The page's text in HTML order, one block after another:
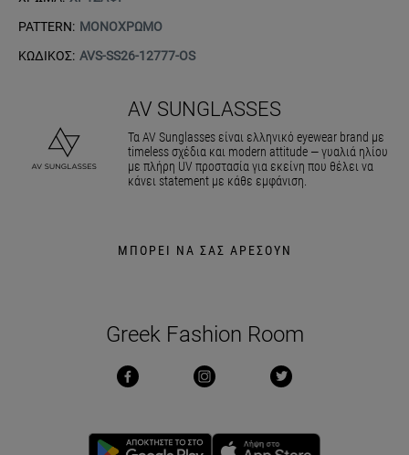
PATTERN: ΜΟΝΟΧΡΩΜΟ
ΚΩΔΙΚΟΣ: AVS-SS26-12777-OS
AV SUNGLASSES
Τα AV Sunglasses είναι ελληνικό eyewear brand με
timeless σχέδια και modern attitude — γυαλιά ηλίου
με πλήρη UV προστασία για εκείνη που θέλει να
κάνει statement με κάθε εμφάνιση.
ΜΠΟΡΕΙ ΝΑ ΣΑΣ ΑΡΕΣΟΥΝ
Greek Fashion Room